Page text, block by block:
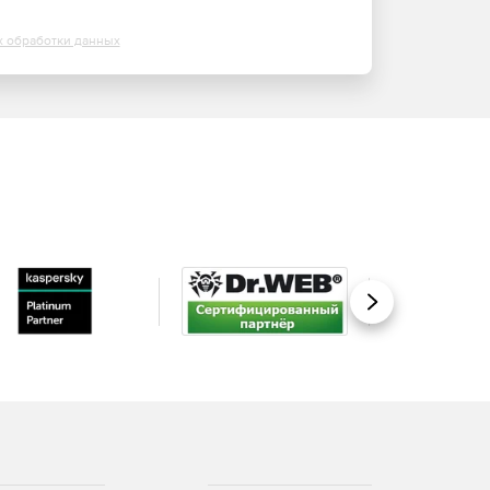
обработки данных
Вперед